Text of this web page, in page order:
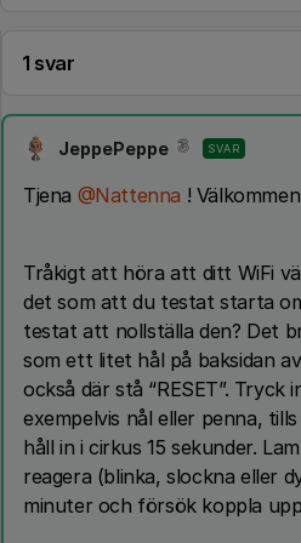
1 svar
JeppePeppe SVAR
Tjena @Nattenna !
Tråkigt att höra att ditt WiFi
det som att du testat starta
testat att nollställa den? Det
som ett litet hål på baksidan
också där stå “RESET”.
exempelvis nål eller penna,
håll in i cirkus 15 sekunder.
reagera (blinka, slockna eller
minuter och försök koppla